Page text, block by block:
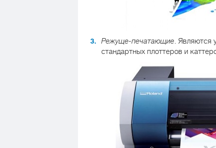
Режуще-печатающие .
стандартных плоттеров и